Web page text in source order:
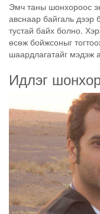
Эмч таны шонхороос
авснаар байгаль дээр
тустай байх болно.
өсөж бойжсоныг
шаардлагатайг
Идлэг